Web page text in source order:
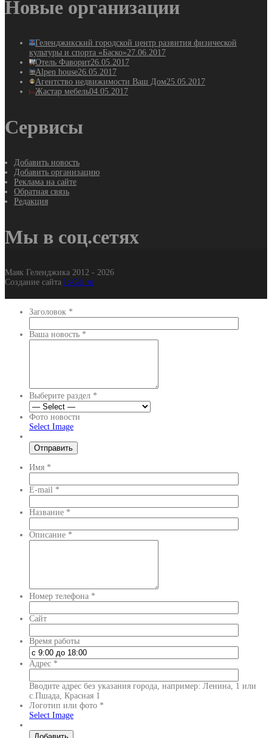
Новые организации
Геленджикский городской центр развития физической
культуры и спорта «Баско»27.06.2017
Отель Фаворит26.05.2017
Alpen house26.05.2017
Агентство недвижимости Ваш Дом25.05.2017
Жастар мебель04.05.2017
Сервисы
Добавить новость
Добавить организацию
Реклама на сайте
Обратная связь
Редакция
Мы в соц.сетях
Маяк Геленджика 2012 - 2026
Создание сайта It-Gel.ru
Заголовок *
Ваша новость *
Выберите раздел *
Фото новости
Select Image
Имя *
E-mail *
Название *
Описание *
Номер телефона *
Сайт
Время работы
Адрес *
Вводите адрес без указания города, например: Ленина, 1 или
с.Пшада, Красная 1
Логотип или фото *
Select Image